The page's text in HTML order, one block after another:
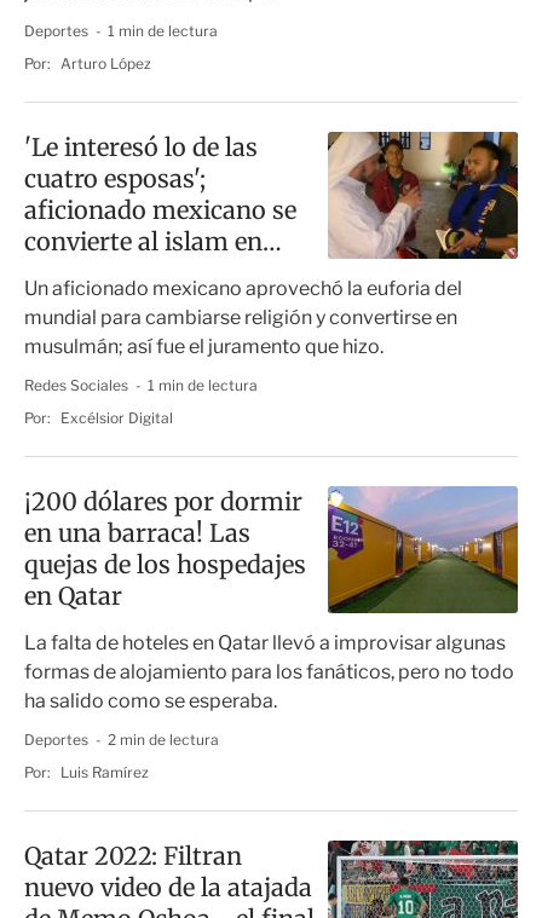
Deportes
1 min de lectura
Por: Arturo López
'Le interesó lo de las
cuatro esposas';
aficionado mexicano se
convierte al islam en
Qatar
Un aficionado mexicano aprovechó la euforia del
mundial para cambiarse religión y convertirse en
musulmán; así fue el juramento que hizo.
Redes Sociales
1 min de lectura
Por:
Excélsior Digital
¡200 dólares por dormir
en una barraca! Las
quejas de los hospedajes
en Qatar
La falta de hoteles en Qatar llevó a improvisar algunas
formas de alojamiento para los fanáticos, pero no todo
ha salido como se esperaba.
Deportes
2 min de lectura
Por:
Luis Ramírez
Qatar 2022: Filtran
nuevo video de la atajada